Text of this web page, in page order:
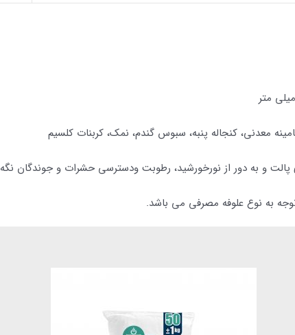
معدنی، کنجاله پنبه، سبوس گندم، نمک، کربنات کلسیم